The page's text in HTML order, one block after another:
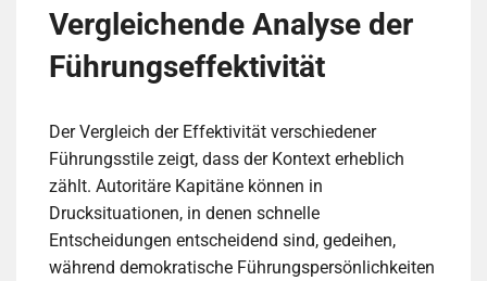
Vergleichende Analyse der
Führungseffektivität
Der Vergleich der Effektivität verschiedener
Führungsstile zeigt, dass der Kontext erheblich
zählt. Autoritäre Kapitäne können in
Drucksituationen, in denen schnelle
Entscheidungen entscheidend sind, gedeihen,
während demokratische Führungspersönlichkeiten